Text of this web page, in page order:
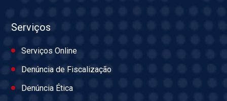
Serviços
Serviços Online
Denúncia de Fiscalização
Denúncia Ética